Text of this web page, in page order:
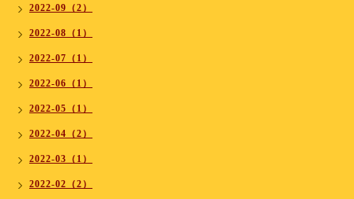
2022-09（2）
2022-08（1）
2022-07（1）
2022-06（1）
2022-05（1）
2022-04（2）
2022-03（1）
2022-02（2）